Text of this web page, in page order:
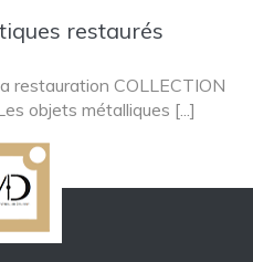
restaurés
restauration COLLECTION
objets métalliques [...]